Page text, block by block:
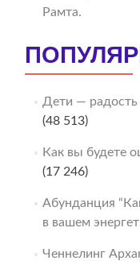
Рамта.
Дети — радость
(48 513)
Как вы будете
(17 246)
Абунданция
в вашем
Ченнелинг